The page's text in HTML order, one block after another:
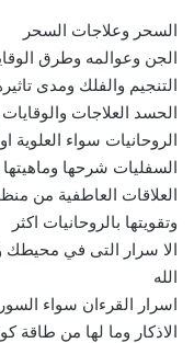
السحر وعلاجات السحر
الجن وعوالمه وطرق
التنجيم والفلك ومدى
الحسد العلاجات
الروحانيات سواء العلوية او
السفليات شرحها
العلاقات العاطفية من
وتقويتها بالروحانيات اكثر
الا سرار التى في محيطك
الله
اسرار القرءان سواء السور
الاذكار وما لها من طاقة